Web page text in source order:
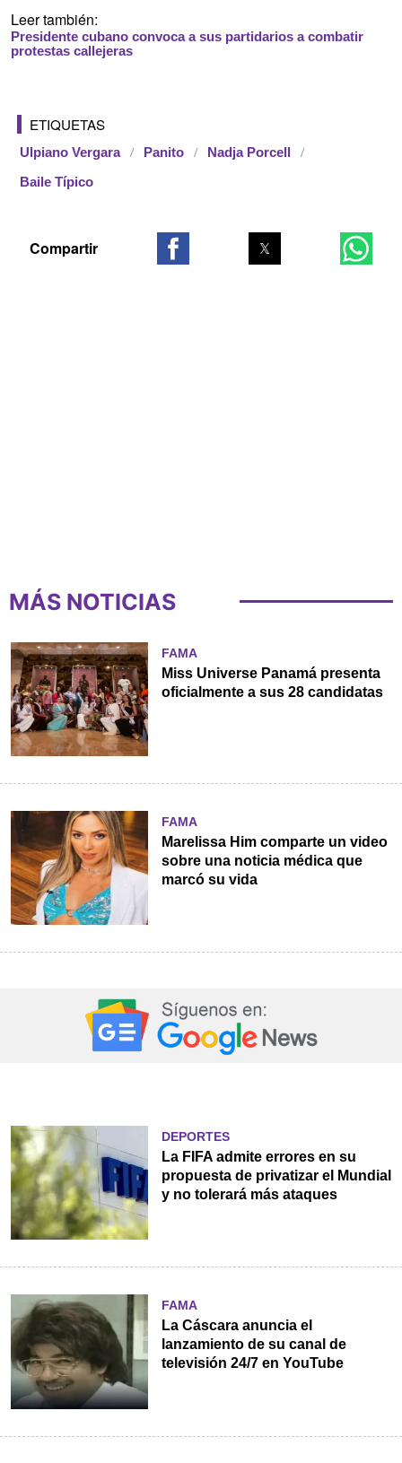
Leer también:
Presidente cubano convoca a sus partidarios a combatir
protestas callejeras
ETIQUETAS
Ulpiano Vergara Panito Nadja Porcell
Baile Típico
MÁS NOTICIAS
FAMA
Miss Universe Panamá presenta
oficialmente a sus 28 candidatas
FAMA
Marelissa Him comparte un video
sobre una noticia médica que
marcó su vida
DEPORTES
La FIFA admite errores en su
propuesta de privatizar el Mundial
y no tolerará más ataques
FAMA
La Cáscara anuncia el
lanzamiento de su canal de
televisión 24/7 en YouTube